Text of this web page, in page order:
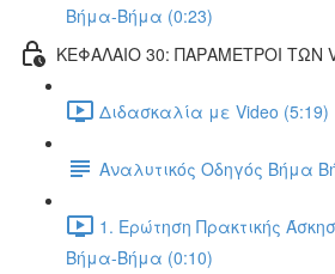
Βήμα-Βήμα (0:23)
ΚΕΦΑΛΑΙΟ 30: ΠΑΡΑΜΕΤΡΟΙ ΤΩΝ
Διδασκαλία με Video (5:19)
Αναλυτικός Οδηγός Βήμα
1. Ερώτηση Πρακτικής
Βήμα-Βήμα (0:10)